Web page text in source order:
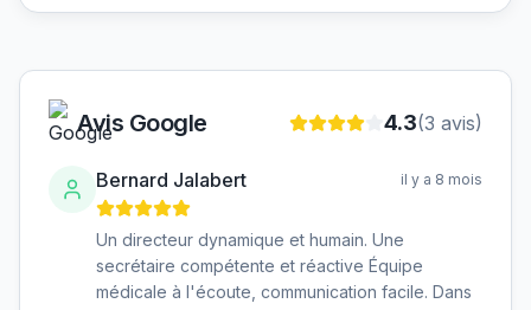
Avis Google 4.3(3 avis)
Bernard Jalabert il y a 8 mois
Un directeur dynamique et humain. Une
secrétaire compétente et réactive Équipe
médicale à l'écoute, communication facile. Dans